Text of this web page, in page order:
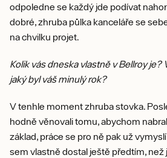
odpoledne se každý jde podívat
dobré, zhruba půlka kanceláře se
na chvilku projet.
Kolik vás dneska vlastně v Bellroy
jaký byl váš minulý rok?
V tenhle moment zhruba stovka.
hodně věnovali tomu, abychom
základ, práce se pro ně pak už
sem vlastně dostal ještě předtím, než